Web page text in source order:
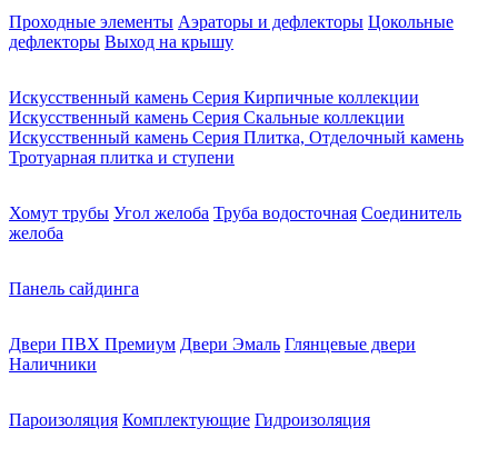
Проходные элементы Аэраторы и дефлекторы Цокольные
дефлекторы Выход на крышу
Искусственный камень Серия Кирпичные коллекции
Искусственный камень Серия Скальные коллекции
Искусственный камень Серия Плитка, Отделочный камень
Тротуарная плитка и ступени
Хомут трубы Угол желоба Труба водосточная Соединитель
желоба
Панель сайдинга
Двери ПВХ Премиум Двери Эмаль Глянцевые двери
Наличники
Пароизоляция Комплектующие Гидроизоляция